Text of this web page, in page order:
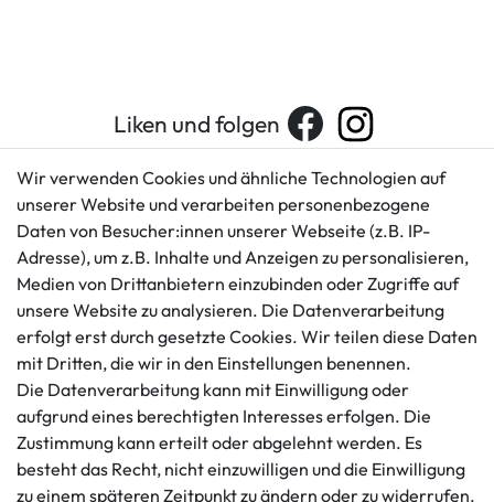
Liken und folgen
Kundenservice
+49 421 596586
Mo. - Fr. 9 - 16 Uhr
info@gameworld.de
Kontaktformular
Rechtliches
AGB
Impressum
Datenschutzerklärung
Barrierefreiheitserklärung
Widerrufs­recht
Vertrag widerrufen
Informationen
Ankauf
Über uns
Zahlungsmöglichkeiten
Wir verwenden Cookies und ähnliche Technologien auf
unserer Website und verarbeiten personenbezogene
Daten von Besucher:innen unserer Webseite (z.B. IP-
Adresse), um z.B. Inhalte und Anzeigen zu personalisieren,
Medien von Drittanbietern einzubinden oder Zugriffe auf
unsere Website zu analysieren. Die Datenverarbeitung
erfolgt erst durch gesetzte Cookies. Wir teilen diese Daten
mit Dritten, die wir in den Einstellungen benennen.
Die Datenverarbeitung kann mit Einwilligung oder
aufgrund eines berechtigten Interesses erfolgen. Die
Zustimmung kann erteilt oder abgelehnt werden. Es
besteht das Recht, nicht einzuwilligen und die Einwilligung
zu einem späteren Zeitpunkt zu ändern oder zu widerrufen.